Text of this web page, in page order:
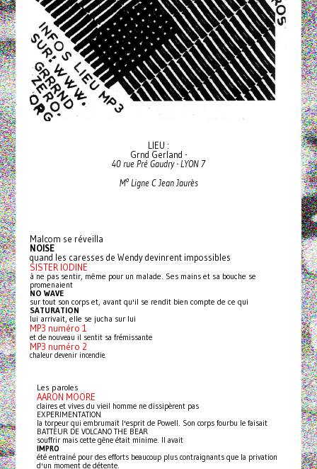
LIEU :
Grnd Gerland -
40 rue Pré Gaudry - LYON 7
M° Ligne C Jean Jaurès
Malcom se réveilla
NOISE
quand les caresses de Wendy devinrent impossibles
SISTER IODINE
à ne pas sentir, même pour un malade. Ses mains et sa bouche se
promenaient
NO WAVE
sur tout son corps et, avant qu'il se rendit bien compte de ce qui
SATURATION
lui arrivait, elle se jucha sur lui
MP3 numéro 1
et de nouveau il sentit sa frémissante
MP3 numéro 2
chaleur devenir incendie.
Les paroles
AARON MOORE
claires et vives du vieil homme ne dissipèrent pas
EXPERIMENTATION
la torpeur qui embrumait l'esprit de Powell. Son corps fourbu le faisait
BATTEUR DE VOLCANO THE BEAR
souffrir mais cette gêne était minime. Il avait
IMPRO
été entrainé pour des efforts beaucoup plus contraignants que la privation
d'un moment de détente.